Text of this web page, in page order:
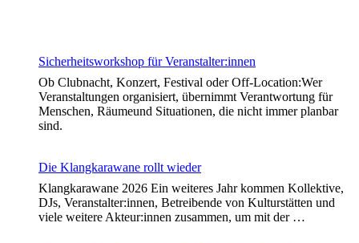
Sicherheitsworkshop für Veranstalter:innen
Ob Clubnacht, Konzert, Festival oder Off-Location:Wer
Veranstaltungen organisiert, übernimmt Verantwortung für
Menschen, Räumeund Situationen, die nicht immer planbar
sind.
Die Klangkarawane rollt wieder
Klangkarawane 2026 Ein weiteres Jahr kommen Kollektive,
DJs, Veranstalter:innen, Betreibende von Kulturstätten und
viele weitere Akteur:innen zusammen, um mit der …